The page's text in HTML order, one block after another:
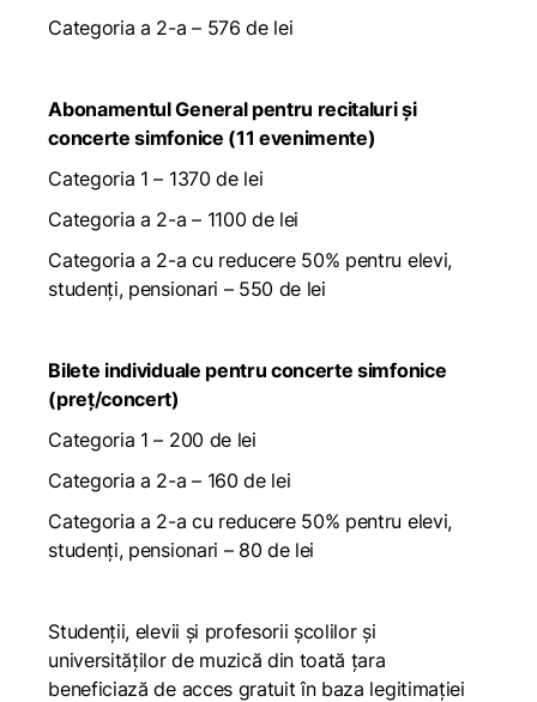
Categoria a 2-a – 576 de lei
Abonamentul General pentru recitaluri și
concerte simfonice (11 evenimente)
Categoria 1 – 1370 de lei
Categoria a 2-a – 1100 de lei
Categoria a 2-a cu reducere 50% pentru elevi,
studenți, pensionari – 550 de lei
Bilete individuale pentru concerte simfonice
(preț/concert)
Categoria 1 – 200 de lei
Categoria a 2-a – 160 de lei
Categoria a 2-a cu reducere 50% pentru elevi,
studenți, pensionari – 80 de lei
Studenții, elevii și profesorii școlilor și
universităților de muzică din toată țara
beneficiază de acces gratuit în baza legitimației